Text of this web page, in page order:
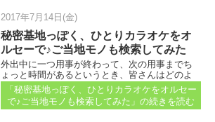
2017年7月14日(金)
秘密基地っぽく、ひとりカラオケをオ
ルセーで♪ご当地モノも検索してみた
外出中に一つ用事が終わって、次の用事までち
ょっと時間があるというとき、皆さんはどのよ
うに時間を過ごされますか？ 先日、ちょうどそ
んなシーンがあったので「あ、そうだ！」と、
オルセーカラオケに行きました...
「秘密基地っぽく、ひとりカラオケをオルセー
で♪ご当地モノも検索してみた」 の続きを読む